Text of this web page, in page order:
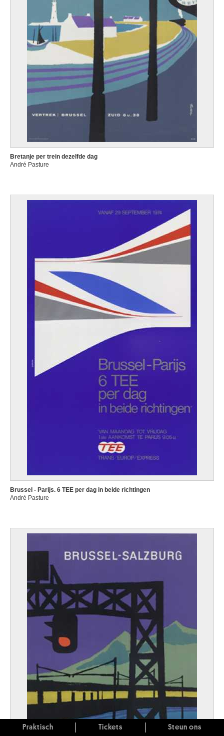
Bretanje per trein dezelfde dag
André Pasture
Brussel - Parijs. 6 TEE per dag in beide richtingen
André Pasture
Praktisch Tickets Steun ons